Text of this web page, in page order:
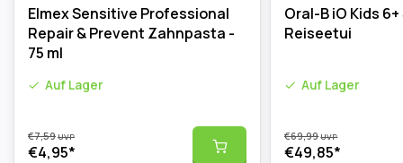
Elmex Sensitive Professional
Repair & Prevent Zahnpasta -
75 ml
Auf Lager
€7,59UVP
€4,95*
Oral-B iO Kids
Reiseetui
Auf Lager
€69,99UVP
€49,85*